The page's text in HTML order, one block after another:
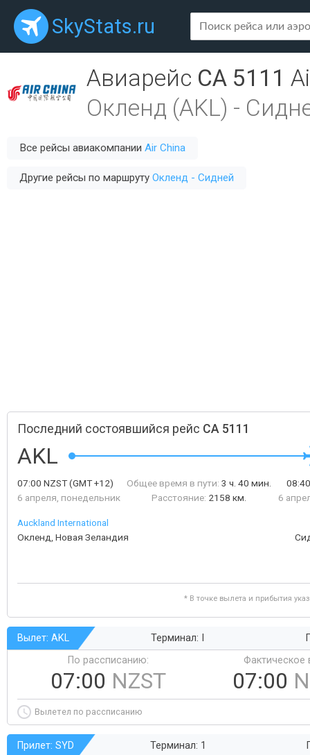
SkyStats.ru
Авиарейс CA 5111
Окленд (AKL) -
Все рейсы авиакомпании Air China
Другие рейсы по маршруту Окленд - Сидней
Последний состоявшийся рейс CA 5111
AKL
07:00 NZST(GMT +12)
6 апреля, понедельник
Общее время в пути: 3 ч. 40 мин.
Расстояние: 2158 км.
6
Auckland International
Окленд, Новая Зеландия
* В точке вылета и прибытия
Вылет: AKL Терминал: I
По рассписанию:
07:00 NZST
Фактическое
07:00
Вылетел по рассписанию
Прилет: SYD Терминал: 1